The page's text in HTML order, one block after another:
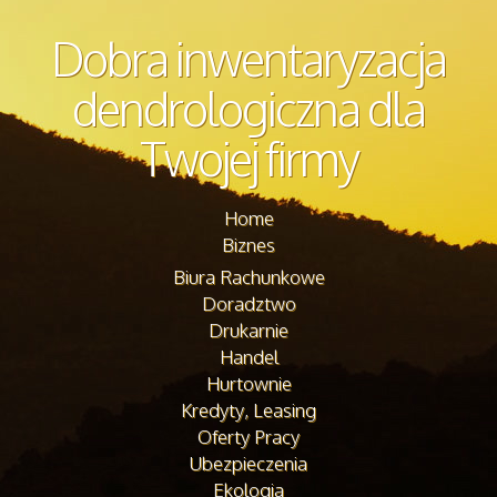
Dobra inwentaryzacja
dendrologiczna dla
Twojej firmy
Home
Biznes
Biura Rachunkowe
Doradztwo
Drukarnie
Handel
Hurtownie
Kredyty, Leasing
Oferty Pracy
Ubezpieczenia
Ekologia